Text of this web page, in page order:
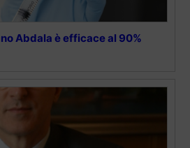
Abdala è efficace al 90%